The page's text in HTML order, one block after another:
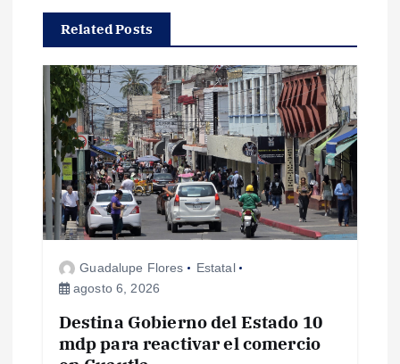
c
ó
n
d
e
Related Posts
Guadalupe Flores
Estatal
agosto 6, 2026
Destina Gobierno del Estado 10
mdp para reactivar el comercio